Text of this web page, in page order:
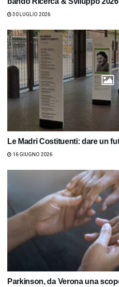
30 LUGLIO 2026
Le Madri Costituenti: dare un
16 GIUGNO 2026
Parkinson, da Verona una